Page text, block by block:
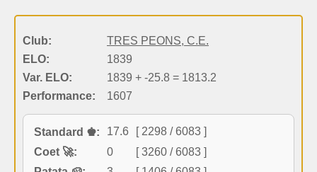
Club:
TRES PEONS, C.E.
ELO:
1839
Var. ELO:
1839 + -25.8 = 1813.2
Performance:
1607
Standard ♚: 17.6
[ 2298 / 6083 ]
Coet 🚀:
0
[ 3260 / 6083 ]